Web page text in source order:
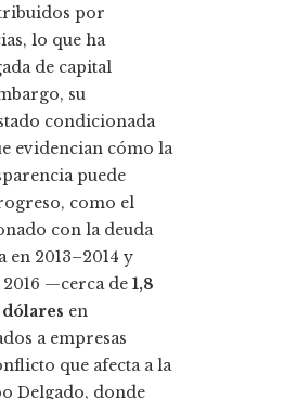
por
lo que ha
de capital
su
condicionada
evidencian cómo la
puede
como el
con la deuda
2013–2014 y
—cerca de 1,8
en
a empresas
que afecta a la
Delgado, donde